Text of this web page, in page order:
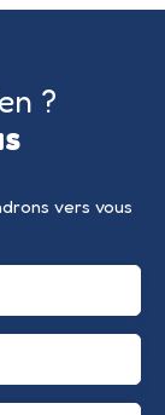
?
vers vous